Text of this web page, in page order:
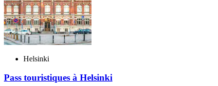
Helsinki
Pass touristiques à Helsinki